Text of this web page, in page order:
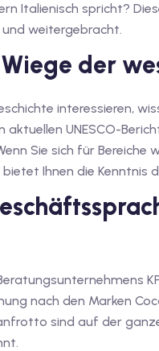
Italienisch spricht?
weitergebracht.
der
interessieren,
aktuellen UNESCO-
Sie sich für
Ihnen die Kenntnis
nach den Marken
sind auf der